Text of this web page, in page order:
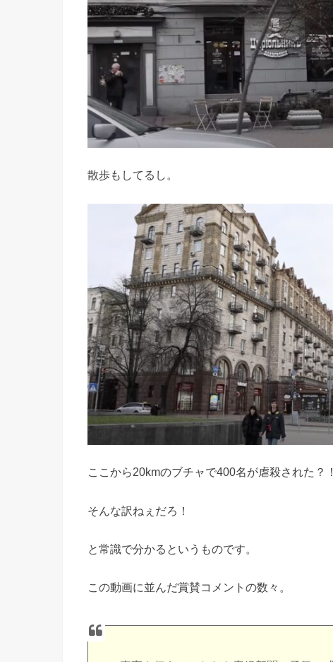
散歩もしてるし。
ここから20kmのブチャで400名が虐殺された？！
そんな訳ねぇだろ！
と常識で分かるというものです。
この動画に並んだ賞賛コメントの数々。